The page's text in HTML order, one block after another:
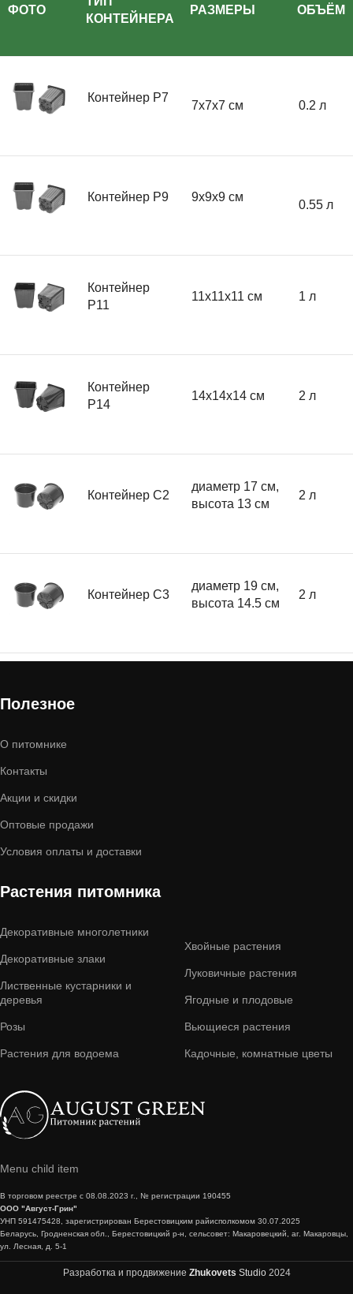
ФОТО
КОНТЕЙНЕРА
РАЗМЕРЫ ОБЪЁМ
Контейнер Р7
7x7x7 см 0.2 л
Контейнер Р9 9x9x9 см
0.55 л
Контейнер
Р11
11x11x11 см 1 л
Контейнер
Р14
14x14x14 см 2 л
Контейнер C2
диаметр 17 см,
высота 13 см
2 л
Контейнер C3
диаметр 19 см,
высота 14.5 см
2 л
Полезное
О питомнике
Контакты
Акции и скидки
Оптовые продажи
Условия оплаты и доставки
Растения питомника
Декоративные многолетники
Декоративные злаки
Лиственные кустарники и
деревья
Розы
Растения для водоема
Хвойные растения
Луковичные растения
Ягодные и плодовые
Вьющиеся растения
Кадочные, комнатные цветы
Menu child item
В торговом реестре с 08.08.2023 г., № регистрации 190455
ООО "Август-Грин"
УНП 591475428, зарегистрирован Берестовицким райисполкомом 30.07.2025
Беларусь, Гродненская обл., Берестовицкий р-н, сельсовет: Макаровецкий, аг. Макаровцы,
ул. Лесная, д. 5-1
Разработка и продвижение Zhukovets Studio 2024